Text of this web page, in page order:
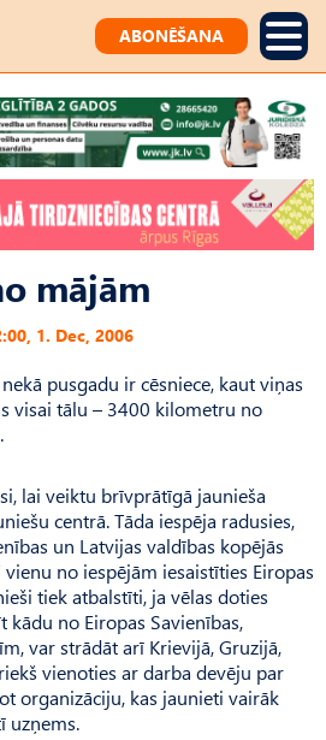
ABONĒŠANA
mājām
1. Dec, 2006
pusgadu ir cēsniece, kaut viņas
visai tālu – 3400 kilometru no
lai veiktu brīvprātīgā jaunieša
centrā. Tāda iespēja radusies,
un Latvijas valdības kopējās
no iespējām iesaistīties Eiropas
tiek atbalstīti, ja vēlas doties
kādu no Eiropas Savienības,
var strādāt arī Krievijā, Gruzijā,
vienoties ar darba devēju par
organizāciju, kas jaunieti vairāk
uzņems.